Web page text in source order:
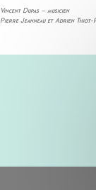
Vincent Dupas – musicien
Pierre Jeanneau et Adrien Thiot-